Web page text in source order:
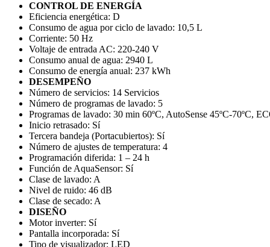
CONTROL DE ENERGÍA
Eficiencia energética: D
Consumo de agua por ciclo de lavado: 10,5 L
Corriente: 50 Hz
Voltaje de entrada AC: 220-240 V
Consumo anual de agua: 2940 L
Consumo de energía anual: 237 kWh
DESEMPEÑO
Número de servicios: 14 Servicios
Número de programas de lavado: 5
Programas de lavado: 30 min 60ºC, AutoSense 45ºC-70ºC,
Inicio retrasado: Sí
Tercera bandeja (Portacubiertos): Sí
Número de ajustes de temperatura: 4
Programación diferida: 1 – 24 h
Función de AquaSensor: Sí
Clase de lavado: A
Nivel de ruido: 46 dB
Clase de secado: A
DISEÑO
Motor inverter: Sí
Pantalla incorporada: Sí
Tipo de visualizador: LED